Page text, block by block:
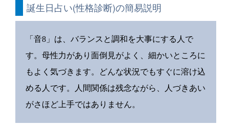
誕生日占い(性格診断)の簡易説明
「音8」は、バランスと調和を大事にする人で
す。母性力があり面倒見がよく、細かいところに
もよく気づきます。どんな状況でもすぐに溶け込
める人です。人間関係は残念ながら、人づきあい
がさほど上手ではありません。